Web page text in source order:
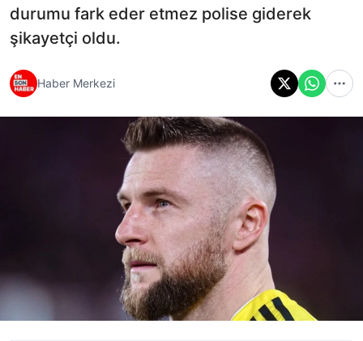
durumu fark eder etmez polise giderek
şikayetçi oldu.
Haber Merkezi